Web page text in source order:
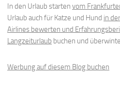
In den Urlaub starten vom
Urlaub auch für Katze und Hund in
Airlines bewerten und
Langzeiturlaub buchen und
Werbung auf diesem Blog buchen